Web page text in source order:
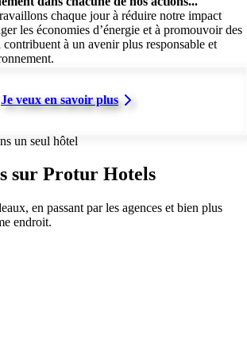
chaque jour à réduire notre impact
les économies d’énergie et à promouvoir des
à un avenir plus responsable et
Je veux en savoir plus
un seul hôtel
sur Protur Hotels
en passant par les agences et bien plus
endroit.